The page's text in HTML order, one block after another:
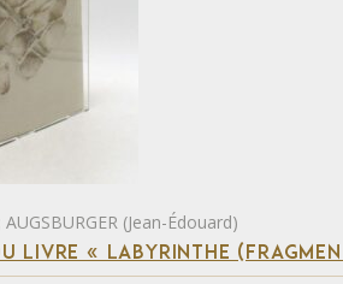
(Jean-Édouard)
LIVRE « LABYRINTHE